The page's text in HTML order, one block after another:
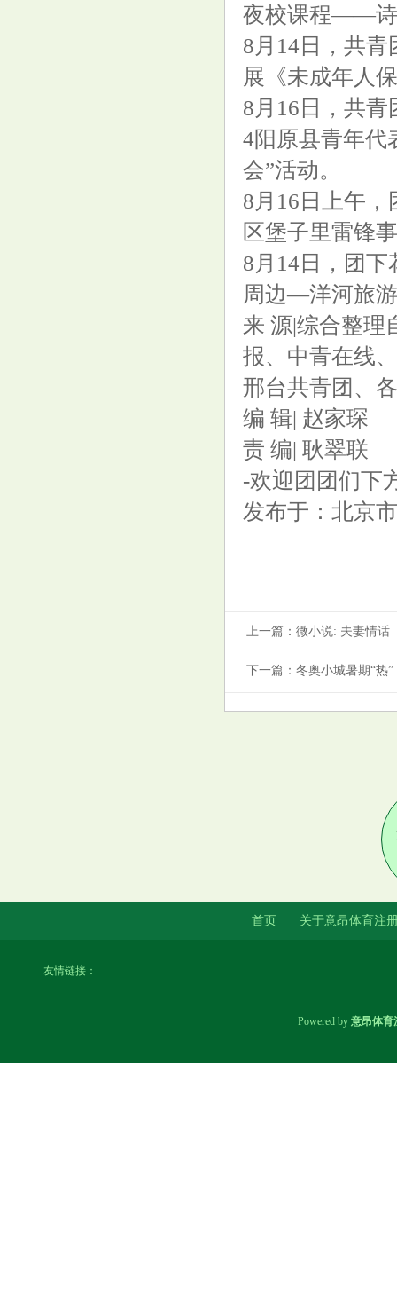
夜校课程——诗
8月14日，共
展《未成年人
8月16日，共青
4阳原县青年代
会”活动。
8月16日上午
区堡子里雷锋
8月14日，团
周边—洋河旅
来 源|综合整理
报、中青在线
邢台共青团、
编 辑| 赵家琛
责 编| 耿翠联
-欢迎团团们下
发布于：北京市
上一篇： 微小说: 夫妻情话
下一篇： 冬奥小城暑期“热”
首页 关于意昂体育注
友情链接：
Powered by 意昂体育